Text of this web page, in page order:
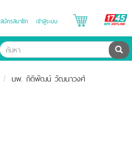
สมัครสมาชิก เข้าสู่ระบบ
ค้น
นพ. กิติพัฒน์ วัฒนาวงศ์